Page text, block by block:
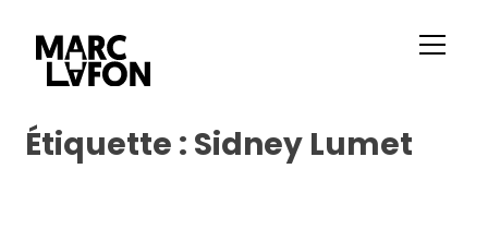
Étiquette : Sidney Lumet